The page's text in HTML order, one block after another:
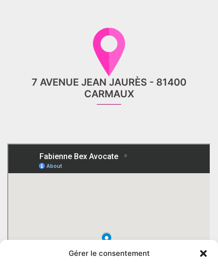
Gérer le consentement
7 AVENUE JEAN JAURÈS - 81400
CARMAUX